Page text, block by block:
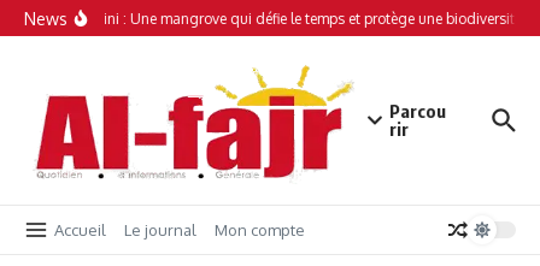
Aller au contenu
News
Simamboini : Une mangrove qui défie le temps et protège une biodiversité
Parcou
rir
Accueil Le journal Mon compte